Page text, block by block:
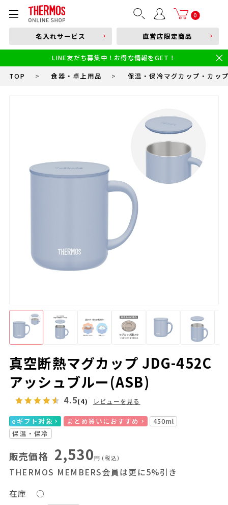
0
部品購入はこちら
本体品番やキーワードを入力
食洗機対応 新製品
幼児・園児向け水筒
小学生 低・中学年向け水筒
小学生 中・高学年向け水筒
名入れサービス 直営店限定商品
LINE友だち募集中！お得な情報をGET！
TOP > 食器・卓上用品 > 保温・保冷マグカップ・カッ
真空断熱マグカップ JDG-452C
アッシュブルー(ASB)
4.5(4) レビューを見る
eギフト対象 まとめ買いにおすすめ
450ml
保温・保冷
販売価格 2,530円 (税込)
THERMOS MEMBERS会員は更に5%引き
在庫
○